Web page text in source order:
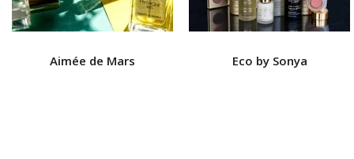
Aimée de Mars Eco by Sonya